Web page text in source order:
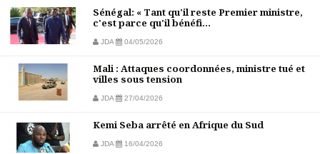
Sénégal: « Tant qu'il reste Premier ministre,
c'est parce qu'il bénéfi...
JDA 04/05/2026
Mali : Attaques coordonnées, ministre tué et
villes sous tension
JDA 27/04/2026
Kemi Seba arrêté en Afrique du Sud
JDA 16/04/2026